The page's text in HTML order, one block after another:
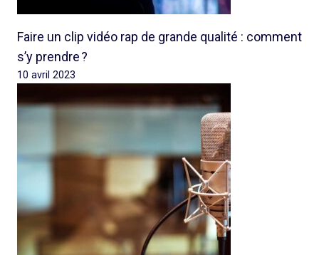
Faire un clip vidéo rap de grande qualité : comment
s’y prendre ?
10 avril 2023